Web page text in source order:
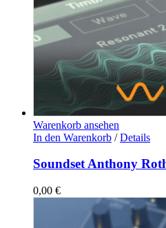
Warenkorb ansehen
In den Warenkorb / Details
Soundset Anthony
0,00 €